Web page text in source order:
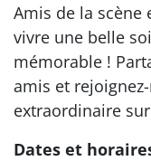
Amis de la scène
vivre une belle
mémorable !
amis et
extraordinaire
Dates et